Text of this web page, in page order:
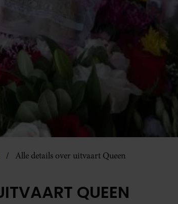
Alle details over uitvaart Queen
QUEEN